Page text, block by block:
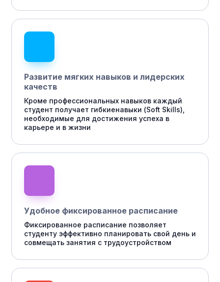
Развитие мягких навыков и лидерских
качеств
Кроме профессиональных навыков каждый
студент получает гибкиенавыки (Soft Skills),
необходимые для достижения успеха в
карьере и в жизни
Удобное фиксированное расписание
Фиксированное расписание позволяет
студенту эффективно планировать свой день и
совмещать занятия с трудоустройством